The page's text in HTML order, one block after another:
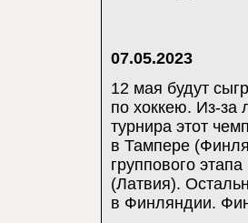
07.05.2023
12 мая будут
по хоккею. Из-за
турнира этот
в Тампере
группового
(Латвия).
в Финляндии.